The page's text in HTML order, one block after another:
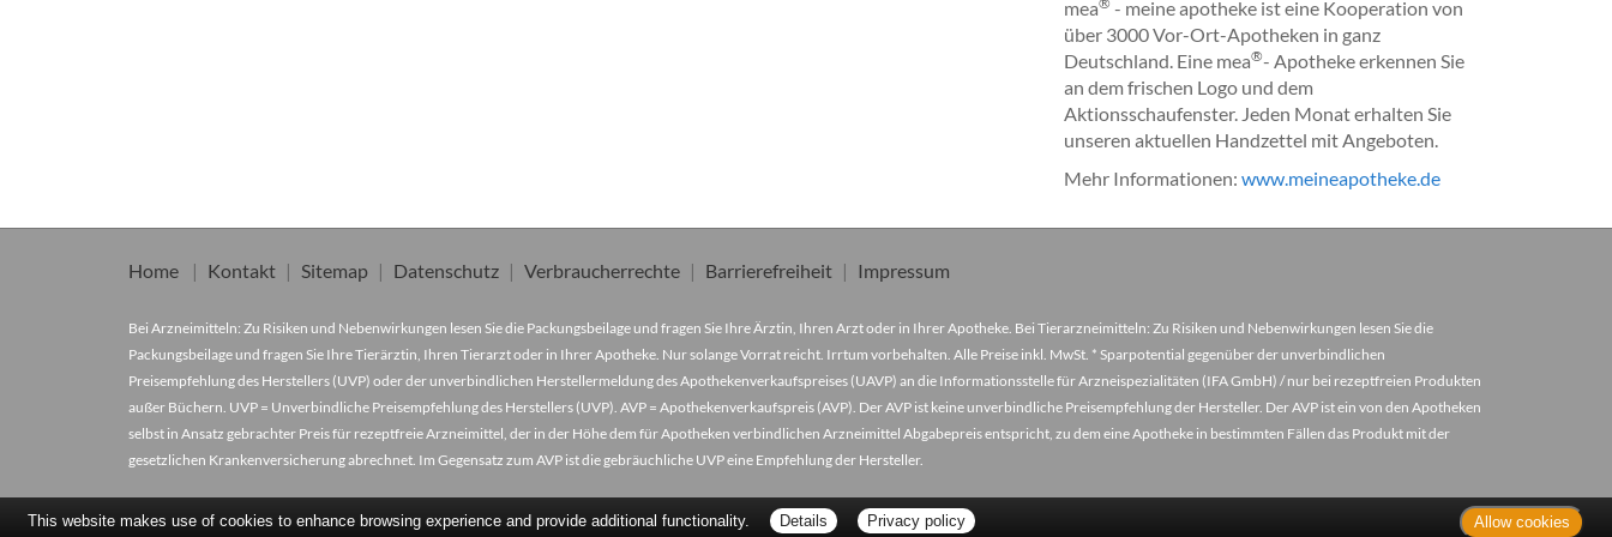
mea
- meine apotheke ist eine Kooperation von
über 3000 Vor-Ort-Apotheken in ganz
Deutschland. Eine mea®- Apotheke erkennen Sie
an dem frischen Logo und dem
Aktionsschaufenster. Jeden Monat erhalten Sie
unseren aktuellen Handzettel mit Angeboten.
Mehr Informationen: www.meineapotheke.de
Home Kontakt Sitemap Datenschutz Verbraucherrechte Barrierefreiheit Impressum
Bei Arzneimitteln: Zu Risiken und Nebenwirkungen lesen Sie die Packungsbeilage und fragen Sie Ihre Ärztin, Ihren Arzt oder in Ihrer Apotheke. Bei Tierarzneimitteln: Zu Risiken und Nebenwirkungen lesen Sie die
Packungsbeilage und fragen Sie Ihre Tierärztin, Ihren Tierarzt oder in Ihrer Apotheke. Nur solange Vorrat reicht. Irrtum vorbehalten. Alle Preise inkl. MwSt. * Sparpotential gegenüber der unverbindlichen
Preisempfehlung des Herstellers (UVP) oder der unverbindlichen Herstellermeldung des Apothekenverkaufspreises (UAVP) an die Informationsstelle für Arzneispezialitäten (IFA GmbH) / nur bei rezeptfreien Produkten
außer Büchern. UVP = Unverbindliche Preisempfehlung des Herstellers (UVP). AVP = Apothekenverkaufspreis (AVP). Der AVP ist keine unverbindliche Preisempfehlung der Hersteller. Der AVP ist ein von den Apotheken
selbst in Ansatz gebrachter Preis für rezeptfreie Arzneimittel, der in der Höhe dem für Apotheken verbindlichen Arzneimittel Abgabepreis entspricht, zu dem eine Apotheke in bestimmten Fällen das Produkt mit der
gesetzlichen Krankenversicherung abrechnet. Im Gegensatz zum AVP ist die gebräuchliche UVP eine Empfehlung der Hersteller.
This website makes use of cookies to enhance browsing experience and provide additional functionality. Details Privacy policy Allow cookies